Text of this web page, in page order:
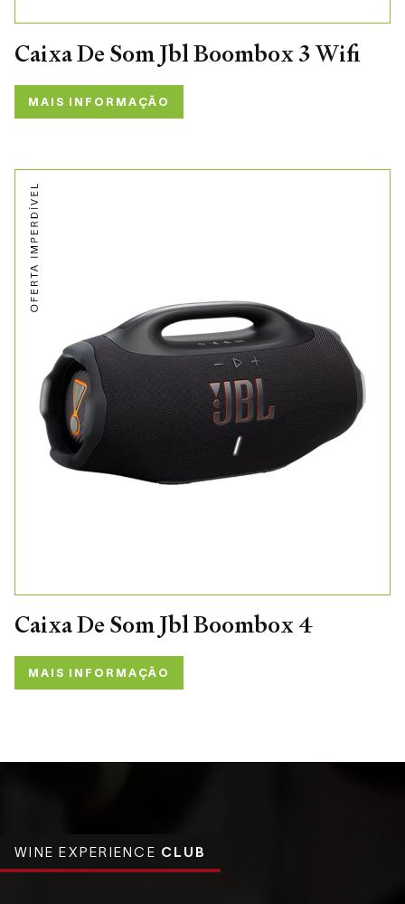
Caixa De Som Jbl Boombox 3 Wifi
MAIS INFORMAÇÃO
Caixa De Som Jbl Boombox 4
MAIS INFORMAÇÃO
WINE EXPERIENCE CLUB